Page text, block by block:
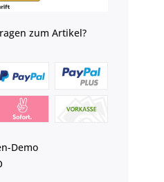
zum Artikel?
Demo